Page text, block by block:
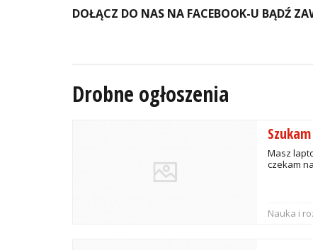
DOŁĄCZ DO NAS NA FACEBOOK-U BĄDŹ
Drobne ogłoszenia
Szukam
Masz
czekam
Nauka i